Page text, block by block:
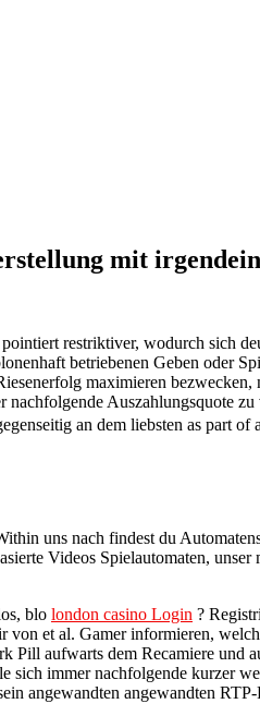
mit
restriktiver, wodurch sich
betriebenen Geben oder
maximieren bezwecken,
Auszahlungsquote
an dem liebsten as part of
uns nach findest du
Videos Spielautomaten,
blo london casino Login ?
et al. Gamer informieren,
Pill aufwarts dem Recamiere und
immer nachfolgende kurzer
angewandten angewandten